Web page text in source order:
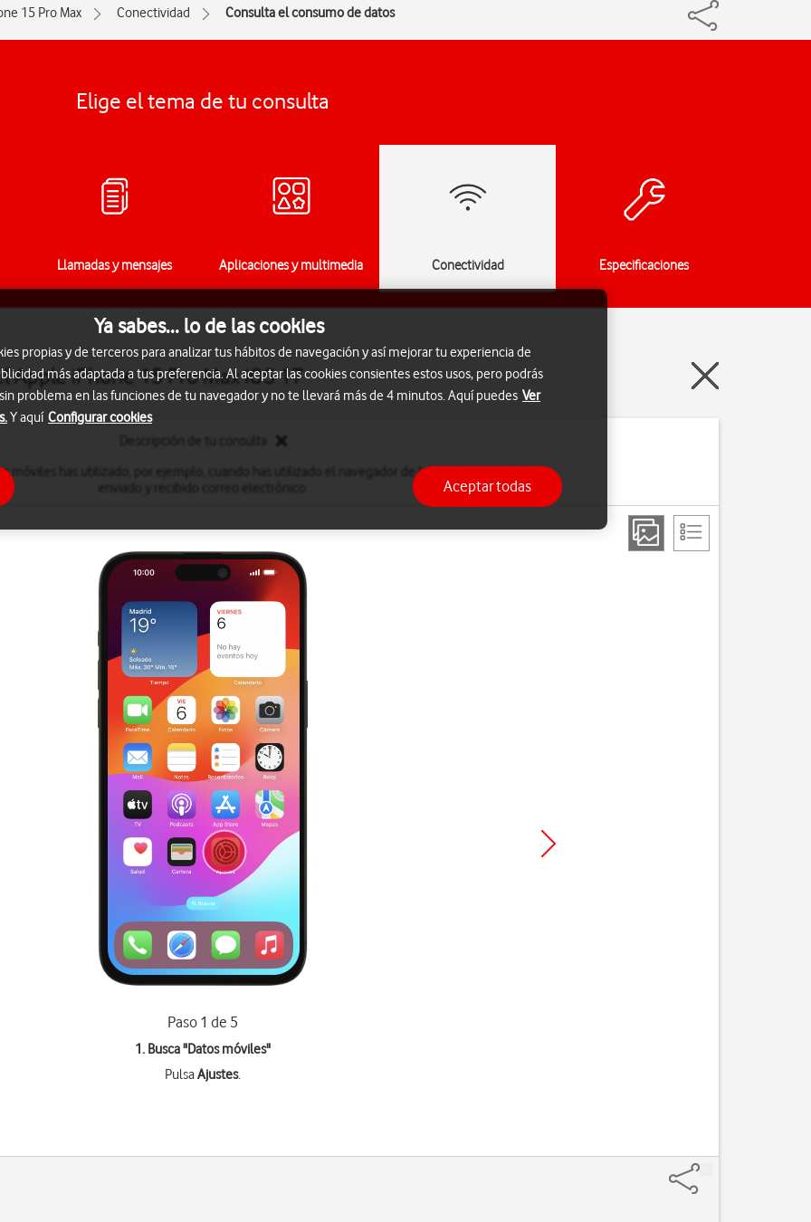
15 Pro Max Conectividad Consulta el consumo de datos
Elige el tema de tu consulta
Llamadas y mensajes Aplicaciones y multimedia Conectividad Especificaciones
iPhone 15 Pro Max iOS 17
móviles has utilizado, por ejemplo, cuando has utilizado el navegador de Internet o cuando has
Paso 1 de 5
1. Busca "Datos móviles"
PulsaAjustes.
Ya sabes... lo de las cookies
propias y de terceros para analizar tus hábitos de navegación y así mejorar tu experiencia de
más adaptada a tus preferencia. Al aceptar las cookies consientes estos usos, pero podrás
problema en las funciones de tu navegador y no te llevará más de 4 minutos. Aquí puedes Ver
Y aquí Configurar cookies
Aceptar todas